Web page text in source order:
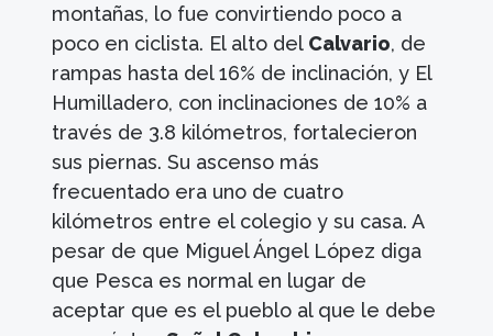
montañas, lo fue convirtiendo poco a
poco en ciclista. El alto del Calvario, de
rampas hasta del 16% de inclinación, y El
Humilladero, con inclinaciones de 10% a
través de 3.8 kilómetros, fortalecieron
sus piernas. Su ascenso más
frecuentado era uno de cuatro
kilómetros entre el colegio y su casa. A
pesar de que Miguel Ángel López diga
que Pesca es normal en lugar de
aceptar que es el pueblo al que le debe